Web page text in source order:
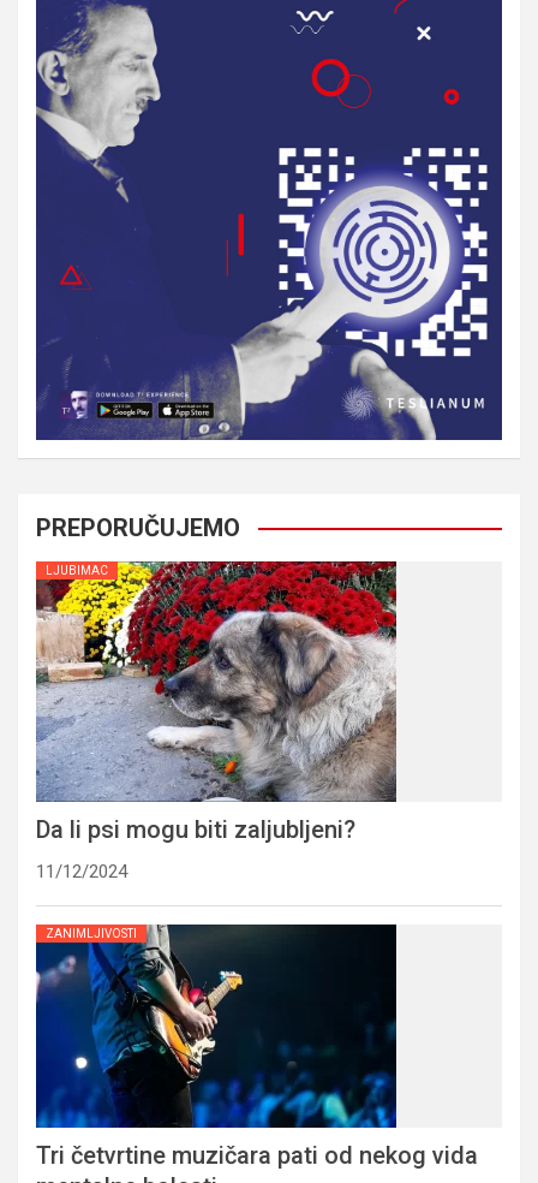
PREPORUČUJEMO
LJUBIMAC
Da li psi mogu biti zaljubljeni?
11/12/2024
ZANIMLJIVOSTI
Tri četvrtine muzičara pati od nekog vida